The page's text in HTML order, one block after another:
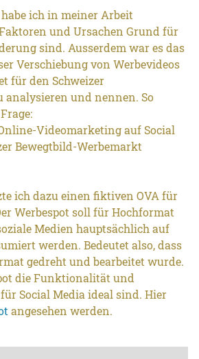
ich in meiner Arbeit
und Ursachen Grund für
sind. Ausserdem war es das
Verschiebung von Werbevideos
für den Schweizer
analysieren und nennen. So
Videomarketing auf Social
Bewegtbild-Werbemarkt
ich dazu einen fiktiven OVA für
Werbespot soll für Hochformat
Medien hauptsächlich auf
werden. Bedeutet also, dass
gedreht und bearbeitet wurde.
die Funktionalität und
Social Media ideal sind. Hier
angesehen werden.